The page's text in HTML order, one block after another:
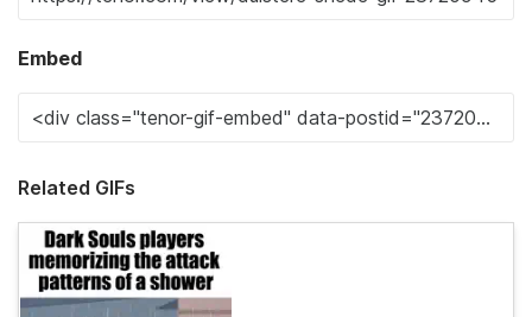
Embed
Related GIFs